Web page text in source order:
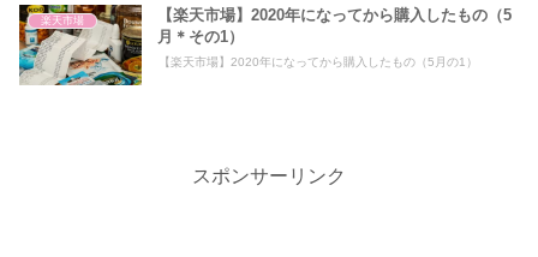
楽天市場
【楽天市場】2020年になってから購入したもの（5
月＊その1）
【楽天市場】2020年になってから購入したもの（5月の1）
スポンサーリンク